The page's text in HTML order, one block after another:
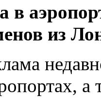
в
из